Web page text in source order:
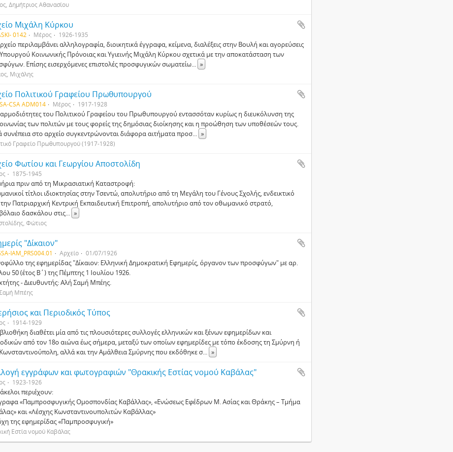
Δημήτριος Αθανασίου
Μιχάλη Κύρκου
0142 Μέρος 1926-1935
περιλαμβάνει αλληλογραφία, διοικητικά έγγραφα, κείμενα, διαλέξεις στην Βουλή και αγορεύσεις
Κοινωνικής Πρόνοιας και Υγιεινής Μιχάλη Κύρκου σχετικά με την αποκατάσταση των
Επίσης εισερχόμενες επιστολές προσφυγικών σωματείω... »
Μιχάλης
Πολιτικού Γραφείου Πρωθυπουργού
CSA ADM014 Μέρος 1917-1928
αρμοδιότητες του Πολιτικού Γραφείου του Πρωθυπουργού εντασσόταν κυρίως η διευκόλυνση της
των πολιτών με τους φορείς της δημόσιας διοίκησης και η προώθηση των υποθέσεών τους.
συνέπεια στο αρχείο συγκεντρώνονται διάφορα αιτήματα προσ... »
Γραφείο Πρωθυπουργού (1917-1928)
Φωτίου και Γεωργίου Αποστολίδη
1875-1945
πριν από τη Μικρασιατική Καταστροφή:
τίτλοι ιδιοκτησίας στην Τσεντώ, απολυτήριο από τη Μεγάλη του Γένους Σχολής, ενδεικτικό
Πατριαρχική Κεντρική Εκπαιδευτική Επιτροπή, απολυτήριο από τον οθωμανικό στρατό,
δασκάλου στις... »
Φώτιος
"Δίκαιον"
IAM_PRS004.01 Αρχείο 01/07/1926
της εφημερίδας "Δίκαιον: Ελληνική Δημοκρατική Εφημερίς, όργανον των προσφύγων" με αρ.
50 (έτος Β΄) της Πέμπτης 1 Ιουλίου 1926.
- Διευθυντής: Αλή Σαμή Μπέης.
Μπέης
και Περιοδικός Τύπος
1914-1929
διαθέτει μία από τις πλουσιότερες συλλογές ελληνικών και ξένων εφημερίδων και
από τον 18ο αιώνα έως σήμερα, μεταξύ των οποίων εφημερίδες με τόπο έκδοσης τη Σμύρνη ή
αλλά και την Αμάλθεια Σμύρνης που εκδόθηκε σ... »
εγγράφων και φωτογραφιών "Θρακικής Εστίας νομού Καβάλας"
1923-1926
περιέχουν:
«Παμπροσφυγικής Ομοσπονδίας Καβάλλας», «Ενώσεως Εφέδρων Μ. Ασίας και Θράκης – Τμήμα
και «Λέσχης Κωνσταντινουπολιτών Καβάλλας»
της εφημερίδας «Παμπροσφυγική»
Εστία νομού Καβάλας